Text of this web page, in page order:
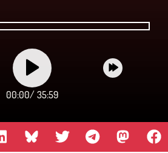
00:00/ 35:59